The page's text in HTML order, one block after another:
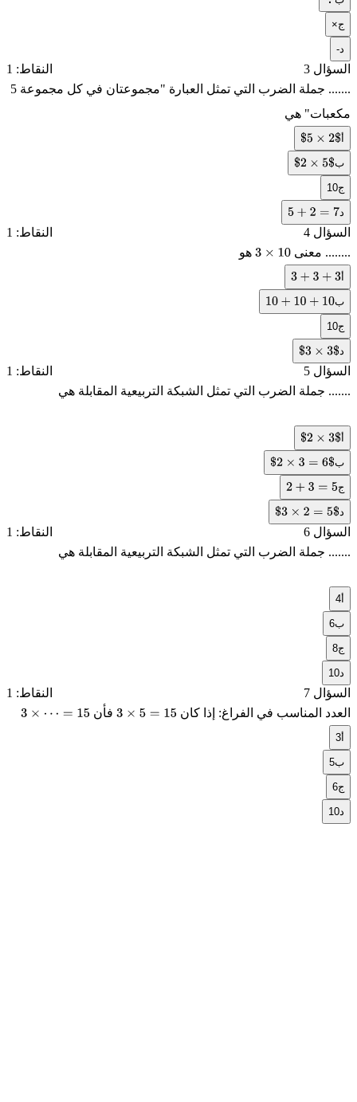
÷
ج×
-
السؤال 3
النقاط: 1
....... جملة الضرب التي تمثل العبارة "مجموعتان في كل مجموعة 5
مكعبات" هي
$5 ×2 $
ب
$2 ×5 $
ج10
5 + = 7
السؤال 4
النقاط: 1
........ معنى
3 ×10 هو
3 + +
ب
10 + 10+10
ج10
$3 ×3 $
السؤال 5
النقاط: 1
....... جملة الضرب التي تمثل الشبكة التربيعية المقابلة هي
$2 ×3 $
ب
$2 ×3 =6$
ج
2 + = 5
$3 ×2 =5$
السؤال 6
النقاط: 1
....... جملة الضرب التي تمثل الشبكة التربيعية المقابلة هي
4
ب6
ج8
10
السؤال 7
النقاط: 1
العدد المناسب في الفراغ: إذا كان
3 ×5= 15 فأن 3 ×⋯= 15
3
ب5
ج6
10